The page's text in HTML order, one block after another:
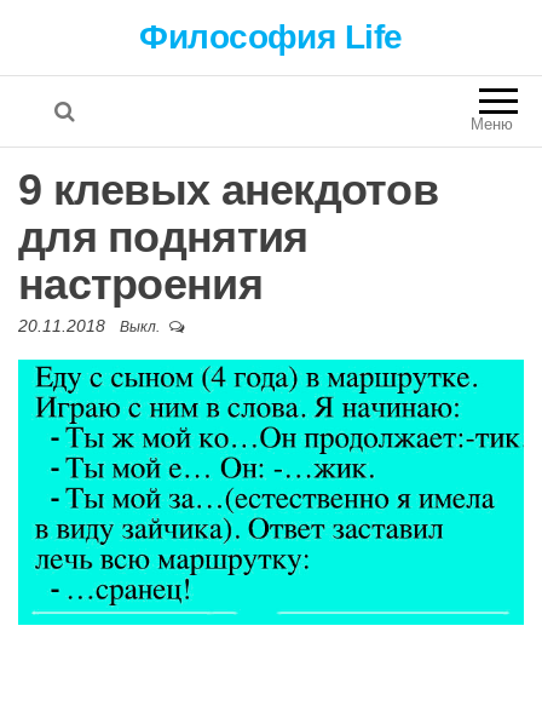
Философия Life
Меню
9 клевых анекдотов
для поднятия
настроения
20.11.2018 Выкл.